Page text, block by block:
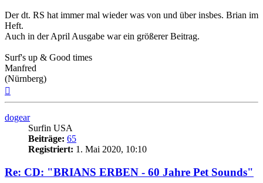
Der dt. RS hat immer mal wieder was von und über insbes. Brian im
Heft.
Auch in der April Ausgabe war ein größerer Beitrag.
Surf's up & Good times
Manfred
(Nürnberg)
dogear
Surfin USA
Beiträge: 65
Registriert: 1. Mai 2020, 10:10
Re: CD: "BRIANS ERBEN - 60 Jahre Pet Sounds"